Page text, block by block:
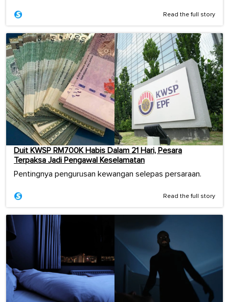
Read the full story
Duit KWSP RM700K Habis Dalam 21 Hari, Pesara
Terpaksa Jadi Pengawal Keselamatan
Pentingnya pengurusan kewangan selepas persaraan.
Read the full story